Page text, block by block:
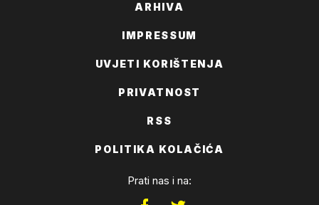
ARHIVA
IMPRESSUM
UVJETI KORIŠTENJA
PRIVATNOST
RSS
POLITIKA KOLAČIĆA
Prati nas i na: